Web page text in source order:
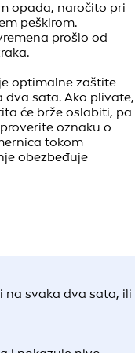
opada, naročito pri
peškirom.
prošlo od
optimalne zaštite
dva sata. Ako plivate,
će brže oslabiti, pa
oznaku o
tokom
obezbeđuje
na svaka dva sata, ili